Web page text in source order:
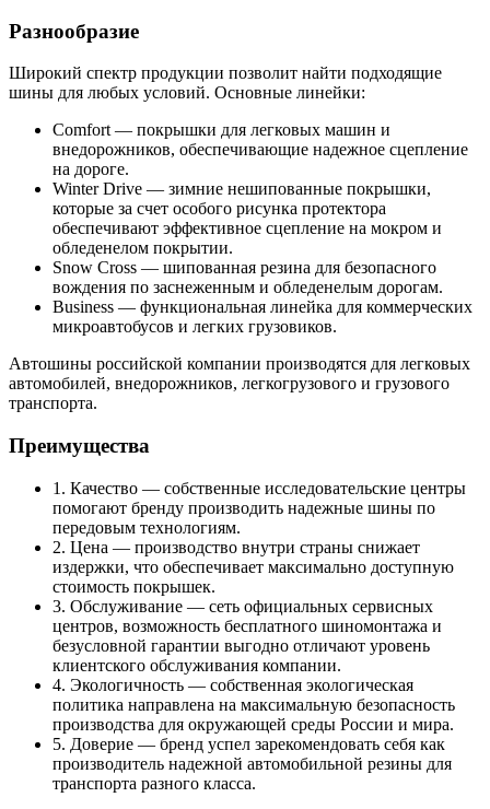
Разнообразие
Широкий спектр продукции позволит найти подходящие
шины для любых условий. Основные линейки:
Comfort — покрышки для легковых машин и
внедорожников, обеспечивающие надежное сцепление
на дороге.
Winter Drive — зимние нешипованные покрышки,
которые за счет особого рисунка протектора
обеспечивают эффективное сцепление на мокром и
обледенелом покрытии.
Snow Cross — шипованная резина для безопасного
вождения по заснеженным и обледенелым дорогам.
Business — функциональная линейка для коммерческих
микроавтобусов и легких грузовиков.
Автошины российской компании производятся для легковых
автомобилей, внедорожников, легкогрузового и грузового
транспорта.
Преимущества
1. Качество — собственные исследовательские центры
помогают бренду производить надежные шины по
передовым технологиям.
2. Цена — производство внутри страны снижает
издержки, что обеспечивает максимально доступную
стоимость покрышек.
3. Обслуживание — сеть официальных сервисных
центров, возможность бесплатного шиномонтажа и
безусловной гарантии выгодно отличают уровень
клиентского обслуживания компании.
4. Экологичность — собственная экологическая
политика направлена на максимальную безопасность
производства для окружающей среды России и мира.
5. Доверие — бренд успел зарекомендовать себя как
производитель надежной автомобильной резины для
транспорта разного класса.